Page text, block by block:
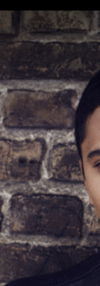
Andreas
Home
HEY Live